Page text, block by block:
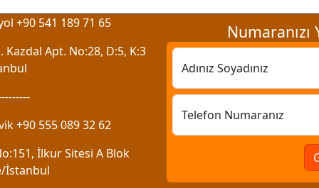
+90 541 189 71 65
Kazdal Apt. No:28, D:5, K:3
+90 555 089 32 62
İlkur Sitesi A Blok
İstanbul
Numaranızı
Adınız Soyadınız
Telefon Numaranız